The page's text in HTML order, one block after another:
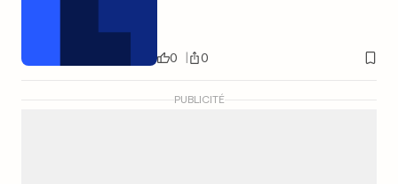
0 0
PUBLICITÉ